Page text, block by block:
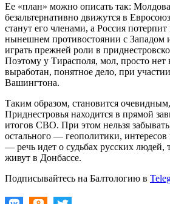
Ее «план» можно описать так:
безальтернативно движутся в
станут его членами, а Россия
нынешнем противостоянии с Западом
играть прежней роли в
Поэтому у Тирасполя, мол, просто нет
выработан, понятное дело, при
Вашингтона.
Таким образом, становится очевидным,
Приднестровья находится в прямой
итогов СВО. При этом нельзя
остального — геополитики, интересов
— речь идет о судьбах русских людей,
живут в Донбассе.
Подписывайтесь на Балтологию в